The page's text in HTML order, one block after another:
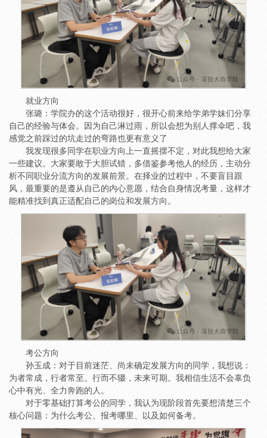
就业方向
张璐：学院办的这个活动很好，很开心前来给学弟学妹们分享
自己的经验与体会。因为自己淋过雨，所以会想为别人撑伞吧，我
感觉之前踩过的坑走过的弯路也更有意义了
我发现很多同学在职业方向上一直摇摆不定，对此我想给大家
一些建议。大家要敢于大胆试错，多借鉴参考他人的经历，主动分
析不同职业分流方向的发展前景。在择业的过程中，不要盲目跟
风，最重要的是遵从自己的内心意愿，结合自身情况考量，这样才
能精准找到真正适配自己的岗位和发展方向。
考公方向
孙玉成：对于目前迷茫、尚未确定发展方向的同学，我想说：
为者常成，行者常至。行而不辍，未来可期。我相信生活不会辜负
心中有光、全力奔跑的人。
对于零基础打算考公的同学，我认为现阶段首先要想清楚三个
核心问题：为什么考公、报考哪里、以及如何备考。